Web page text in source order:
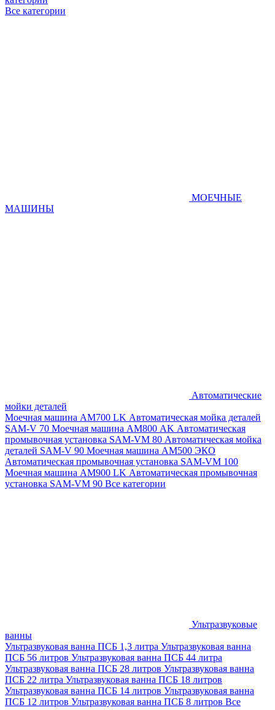
Все категории
МОЕЧНЫЕ
МАШИНЫ
Автоматические
мойки деталей
Моечная машина AM700 LK Автоматическая мойка деталей
SAM-V 70 Моечная машина АМ800 AK Автоматическая
промывочная установка SAM-VM 80 Автоматическая мойка
деталей SAM-V 90 Моечная машина АМ500 ЭКО
Автоматическая промывочная установка SAM-VM 100
Моечная машина AM900 LK Автоматическая промывочная
установка SAM-VM 90 Все категории
Ультразвуковые
ванны
Ультразвуковая ванна ПСБ 1,3 литра Ультразвуковая ванна
ПСБ 56 литров Ультразвуковая ванна ПСБ 44 литра
Ультразвуковая ванна ПСБ 28 литров Ультразвуковая ванна
ПСБ 22 литра Ультразвуковая ванна ПСБ 18 литров
Ультразвуковая ванна ПСБ 14 литров Ультразвуковая ванна
ПСБ 12 литров Ультразвуковая ванна ПСБ 8 литров Все